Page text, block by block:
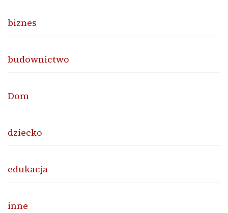
biznes
budownictwo
Dom
dziecko
edukacja
inne